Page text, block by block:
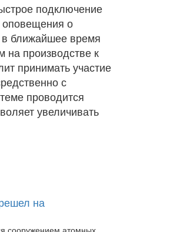
подключение
оповещения о
ближайшее время
на производстве к
принимать участие
с
проводится
увеличивать
на
сооружением атомных